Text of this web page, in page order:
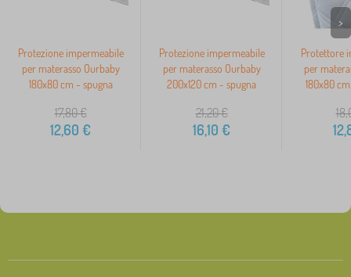
Protezione impermeabile
per materasso Ourbaby
180x80 cm - spugna
17,80€
12,60 €
Protezione impermeabile
per materasso Ourbaby
200x120 cm - spugna
21,20€
16,10 €
Protettore
per
180x80
>